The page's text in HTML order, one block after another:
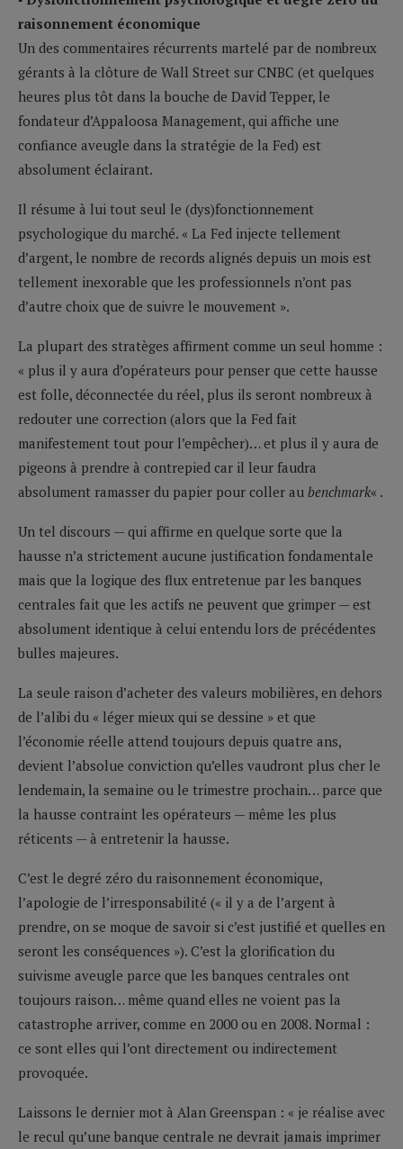
raisonnement économique
Un des commentaires récurrents martelé par de nombreux
gérants à la clôture de Wall Street sur CNBC (et quelques
heures plus tôt dans la bouche de David Tepper, le
fondateur d’Appaloosa Management, qui affiche une
confiance aveugle dans la stratégie de la Fed) est
absolument éclairant.
Il résume à lui tout seul le (dys)fonctionnement
psychologique du marché. « La Fed injecte tellement
d’argent, le nombre de records alignés depuis un mois est
tellement inexorable que les professionnels n’ont pas
d’autre choix que de suivre le mouvement ».
La plupart des stratèges affirment comme un seul homme :
« plus il y aura d’opérateurs pour penser que cette hausse
est folle, déconnectée du réel, plus ils seront nombreux à
redouter une correction (alors que la Fed fait
manifestement tout pour l’empêcher)… et plus il y aura de
pigeons à prendre à contrepied car il leur faudra
absolument ramasser du papier pour coller au benchmark« .
Un tel discours — qui affirme en quelque sorte que la
hausse n’a strictement aucune justification fondamentale
mais que la logique des flux entretenue par les banques
centrales fait que les actifs ne peuvent que grimper — est
absolument identique à celui entendu lors de précédentes
bulles majeures.
La seule raison d’acheter des valeurs mobilières, en dehors
de l’alibi du « léger mieux qui se dessine » et que
l’économie réelle attend toujours depuis quatre ans,
devient l’absolue conviction qu’elles vaudront plus cher le
lendemain, la semaine ou le trimestre prochain… parce que
la hausse contraint les opérateurs — même les plus
réticents — à entretenir la hausse.
C’est le degré zéro du raisonnement économique,
l’apologie de l’irresponsabilité (« il y a de l’argent à
prendre, on se moque de savoir si c’est justifié et quelles en
seront les conséquences »). C’est la glorification du
suivisme aveugle parce que les banques centrales ont
toujours raison… même quand elles ne voient pas la
catastrophe arriver, comme en 2000 ou en 2008. Normal :
ce sont elles qui l’ont directement ou indirectement
provoquée.
Laissons le dernier mot à Alan Greenspan : « je réalise avec
le recul qu’une banque centrale ne devrait jamais imprimer